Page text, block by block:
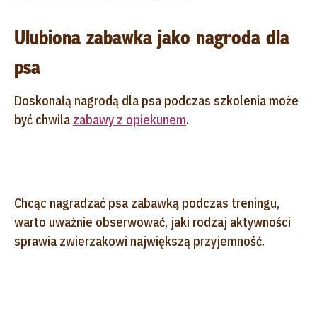
Ulubiona zabawka jako nagroda dla
psa
Doskonałą nagrodą dla psa podczas szkolenia może
być chwila zabawy z opiekunem.
Chcąc nagradzać psa zabawką podczas treningu,
warto uważnie obserwować, jaki rodzaj aktywności
sprawia zwierzakowi największą przyjemność.